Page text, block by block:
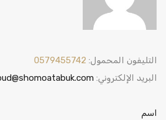
التليفون المحمول: 0579455742
البريد الإلكتروني:
اسم